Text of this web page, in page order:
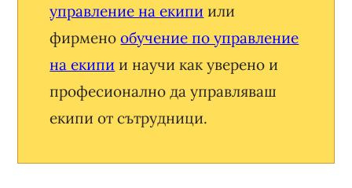
управление на екипи или
фирменообучение по управление
на екипи и научи как уверено и
професионално да управляваш
екипи от сътрудници.